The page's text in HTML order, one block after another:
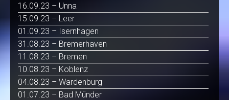
16.09.23 – Unna
15.09.23 – Leer
01.09.23 – Isernhagen
31.08.23 – Bremerhaven
11.08.23 – Bremen
10.08.23 – Koblenz
04.08.23 – Wardenburg
01.07.23 – Bad Münder